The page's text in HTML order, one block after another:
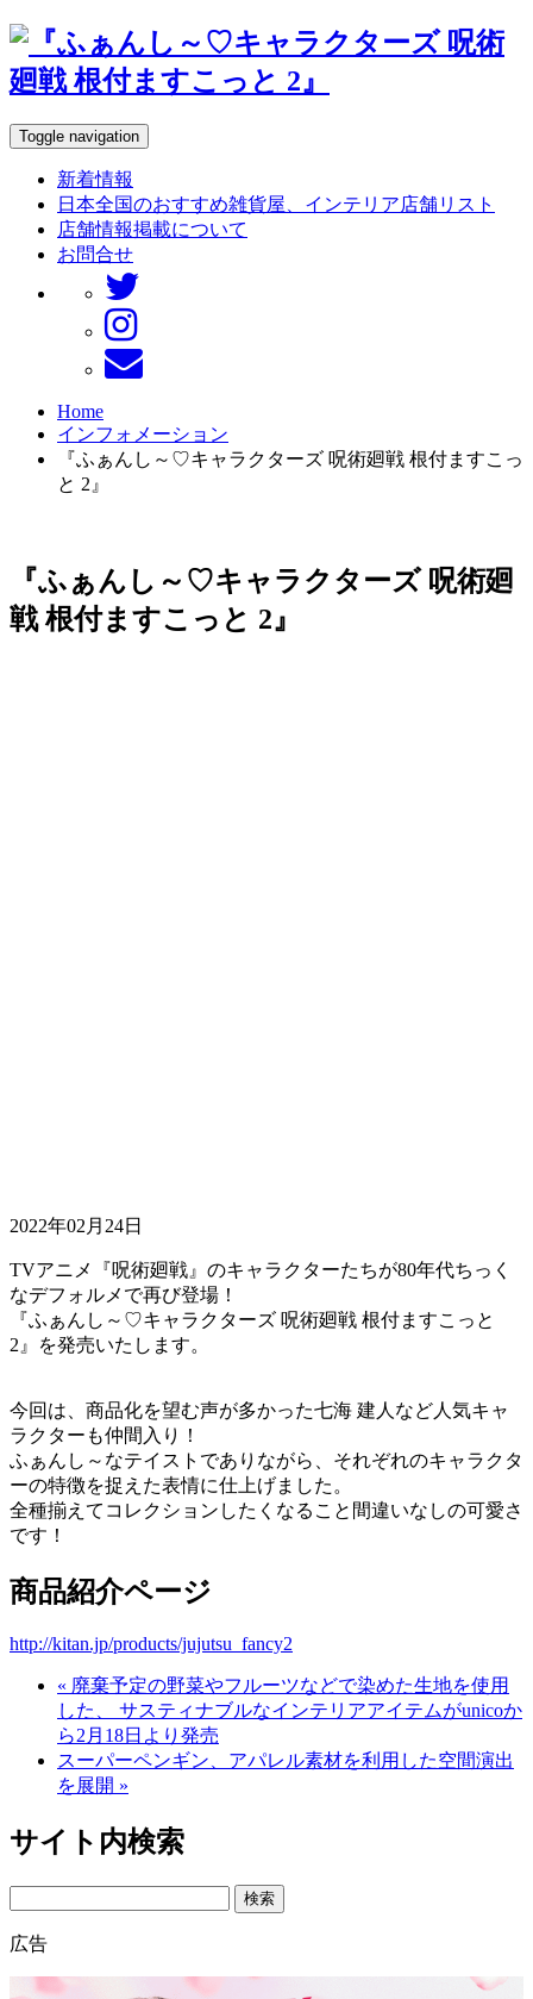
Toggle navigation
新着情報
日本全国のおすすめ雑貨屋、インテリア店舗リスト
店舗情報掲載について
お問合せ
Home
インフォメーション
『ふぁんし～♡キャラクターズ 呪術廻戦 根付ますこっ
と 2』
『ふぁんし～♡キャラクターズ 呪術廻
戦 根付ますこっと 2』
2022年02月24日
TVアニメ『呪術廻戦』のキャラクターたちが80年代ちっく
なデフォルメで再び登場！
『ふぁんし～♡キャラクターズ 呪術廻戦 根付ますこっと
2』を発売いたします。
今回は、商品化を望む声が多かった七海 建人など人気キャ
ラクターも仲間入り！
ふぁんし～なテイストでありながら、それぞれのキャラクタ
ーの特徴を捉えた表情に仕上げました。
全種揃えてコレクションしたくなること間違いなしの可愛さ
です！
商品紹介ページ
http://kitan.jp/products/jujutsu_fancy2
« 廃棄予定の野菜やフルーツなどで染めた生地を使用
した、 サスティナブルなインテリアアイテムがunicoか
ら2月18日より発売
スーパーペンギン、アパレル素材を利用した空間演出
を展開 »
サイト内検索
Search
広告